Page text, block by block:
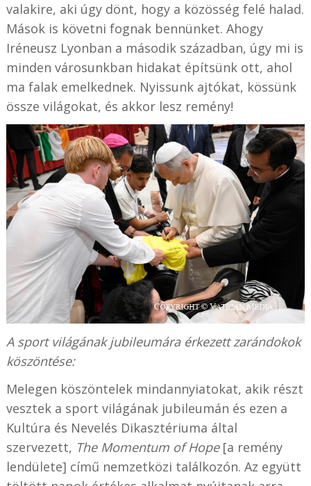
valakire, aki úgy dönt, hogy a közösség felé halad.
Mások is követni fognak bennünket. Ahogy
Iréneusz Lyonban a második században, úgy mi is
minden városunkban hidakat építsünk ott, ahol
ma falak emelkednek. Nyissunk ajtókat, kössünk
össze világokat, és akkor lesz remény!
A sport világának jubileumára érkezett zarándokok
köszöntése:
Melegen köszöntelek mindannyiatokat, akik részt
vesztek a sport világának jubileumán és ezen a
Kultúra és Nevelés Dikasztériuma által
szervezett, The Momentum of Hope[a remény
lendülete] című nemzetközi találkozón. Az együtt